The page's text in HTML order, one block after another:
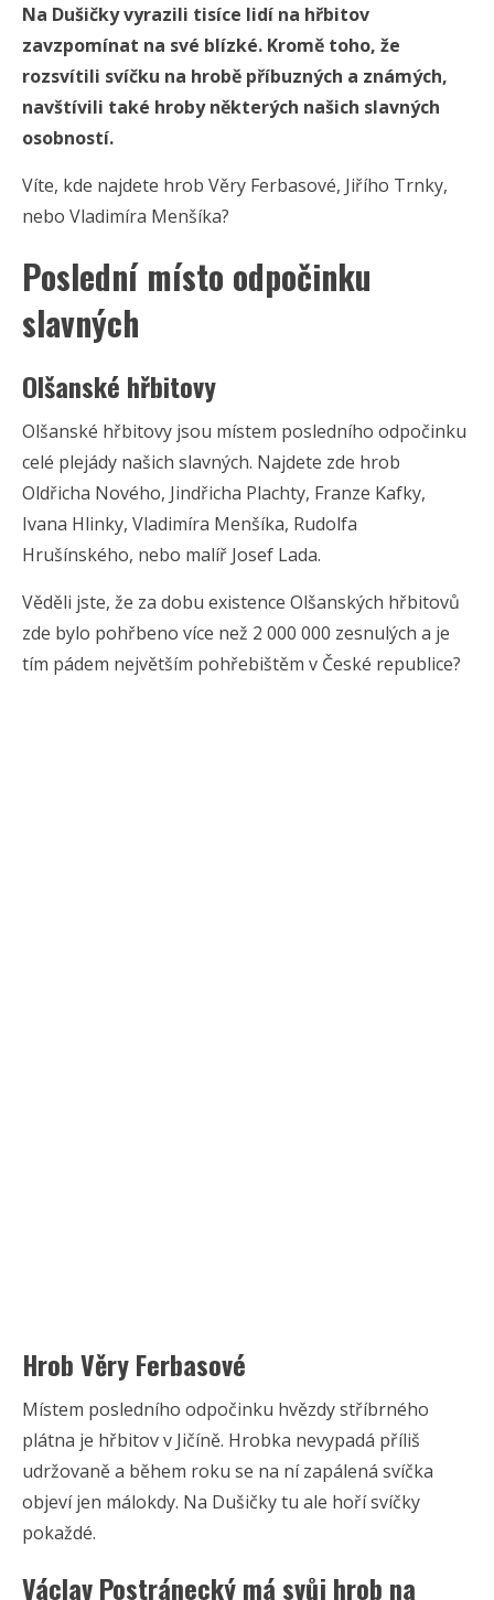
Na Dušičky vyrazili tisíce lidí na hřbitov
zavzpomínat na své blízké. Kromě toho, že
rozsvítili svíčku na hrobě příbuzných a známých,
navštívili také hroby některých našich slavných
osobností.
Víte, kde najdete hrob Věry Ferbasové, Jiřího Trnky,
nebo Vladimíra Menšíka?
Poslední místo odpočinku
slavných
Olšanské hřbitovy
Olšanské hřbitovy jsou místem posledního odpočinku
celé plejády našich slavných. Najdete zde hrob
Oldřicha Nového, Jindřicha Plachty, Franze Kafky,
Ivana Hlinky, Vladimíra Menšíka, Rudolfa
Hrušínského, nebo malíř Josef Lada.
Věděli jste, že za dobu existence Olšanských hřbitovů
zde bylo pohřbeno více než 2 000 000 zesnulých a je
tím pádem největším pohřebištěm v České republice?
Hrob Věry Ferbasové
Místem posledního odpočinku hvězdy stříbrného
plátna je hřbitov v Jičíně. Hrobka nevypadá příliš
udržovaně a během roku se na ní zapálená svíčka
objeví jen málokdy. Na Dušičky tu ale hoří svíčky
pokaždé.
Václav Postránecký má svůj hrob na